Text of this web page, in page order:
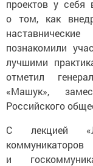
проектов у
о том, как
познакомили
лучшими
отметил
«Машук»,
Российского
С лекцией
и